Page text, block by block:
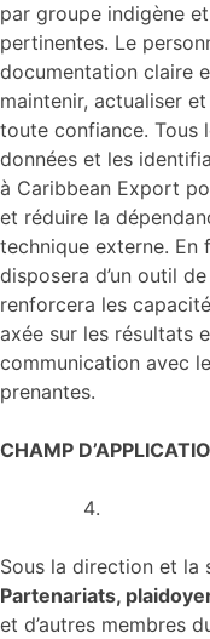
par groupe indigène
pertinentes. Le
documentation claire
maintenir, actualiser
toute confiance. Tous
données et les
à Caribbean Export
et réduire la
technique externe. En
disposera d’un outil
renforcera les
axée sur les résultats
communication avec
prenantes.
CHAMP
Sous la direction et la
Partenariats,
et d’autres membres